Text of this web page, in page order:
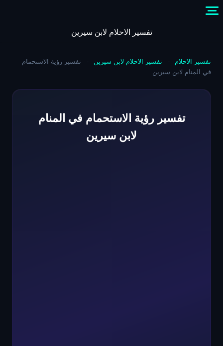
content
تفسير الاحلام لابن سيرين
تفسير الاحلام - تفسير الاحلام لابن سيرين -
تفسير رؤية الاستحمام
في المنام لابن سيرين
تفسير رؤية الاستحمام في المنام
لابن سيرين